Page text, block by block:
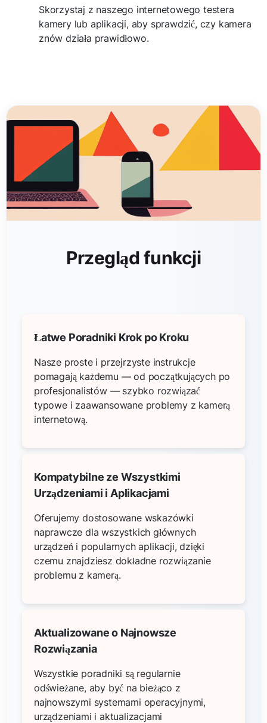
Skorzystaj z naszego internetowego testera
kamery lub aplikacji, aby sprawdzić, czy kamera
znów działa prawidłowo.
Przegląd funkcji
Łatwe Poradniki Krok po Kroku
Nasze proste i przejrzyste instrukcje
pomagają każdemu — od początkujących po
profesjonalistów — szybko rozwiązać
typowe i zaawansowane problemy z kamerą
internetową.
Kompatybilne ze Wszystkimi
Urządzeniami i Aplikacjami
Oferujemy dostosowane wskazówki
naprawcze dla wszystkich głównych
urządzeń i popularnych aplikacji, dzięki
czemu znajdziesz dokładne rozwiązanie
problemu z kamerą.
Aktualizowane o Najnowsze
Rozwiązania
Wszystkie poradniki są regularnie
odświeżane, aby być na bieżąco z
najnowszymi systemami operacyjnymi,
urządzeniami i aktualizacjami